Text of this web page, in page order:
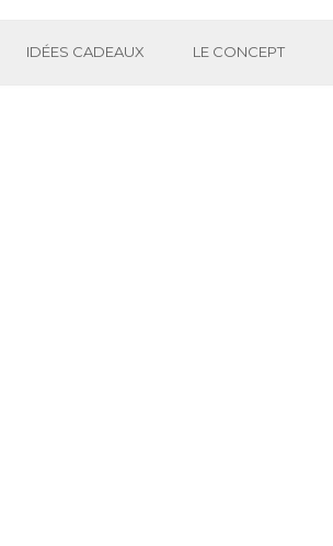
IDÉES CADEAUX LE CONCEPT